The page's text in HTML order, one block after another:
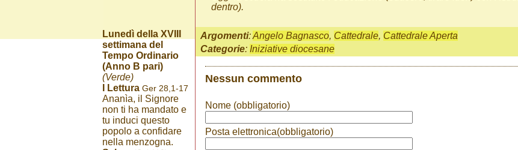
dentro).
Argomenti:Angelo Bagnasco, Cattedrale, Cattedrale Aperta
Categorie: Iniziative diocesane
Nessun commento
Nome (obbligatorio)
Posta elettronica(obbligatorio)
Lunedì della XVIII
settimana del
Tempo Ordinario
(Anno B pari)
(Verde)
I Lettura Ger 28,1-17
Ananìa, il Signore
non ti ha mandato e
tu induci questo
popolo a confidare
nella menzogna.